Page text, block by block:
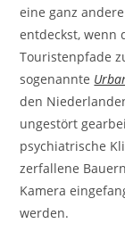
eine ganz
entdeckst, wenn
Touristenpfade
sogenannte
den
ungestört
psychiatrische
zerfallene
Kamera
werden.